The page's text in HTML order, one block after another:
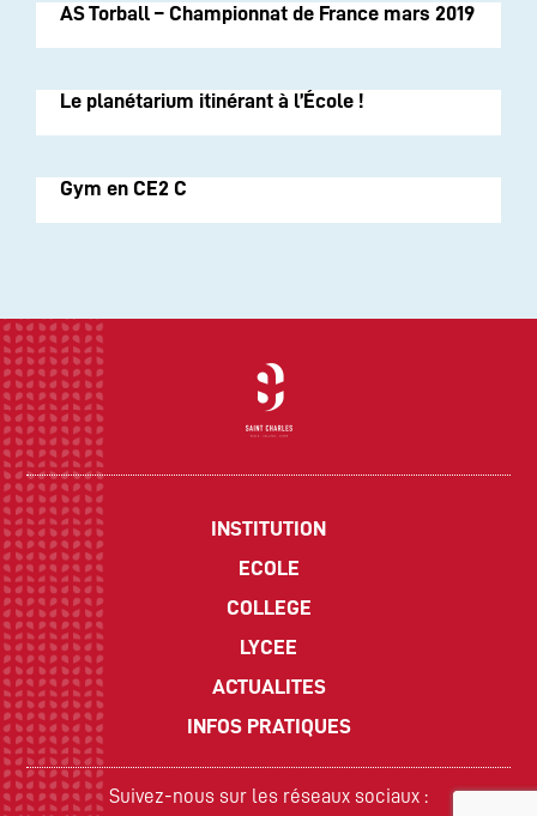
AS Torball – Championnat de France mars 2019
Le planétarium itinérant à l’École !
Gym en CE2 C
INSTITUTION
ECOLE
COLLEGE
LYCEE
ACTUALITES
INFOS PRATIQUES
Suivez-nous sur les réseaux sociaux :